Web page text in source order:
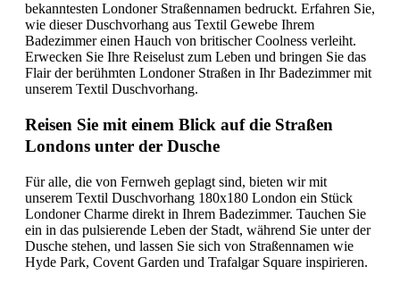
bekanntesten Londoner Straßennamen bedruckt. Erfahren Sie,
wie dieser Duschvorhang aus Textil Gewebe Ihrem
Badezimmer einen Hauch von britischer Coolness verleiht.
Erwecken Sie Ihre Reiselust zum Leben und bringen Sie das
Flair der berühmten Londoner Straßen in Ihr Badezimmer mit
unserem Textil Duschvorhang.
Reisen Sie mit einem Blick auf die Straßen
Londons unter der Dusche
Für alle, die von Fernweh geplagt sind, bieten wir mit
unserem Textil Duschvorhang 180x180 London ein Stück
Londoner Charme direkt in Ihrem Badezimmer. Tauchen Sie
ein in das pulsierende Leben der Stadt, während Sie unter der
Dusche stehen, und lassen Sie sich von Straßennamen wie
Hyde Park, Covent Garden und Trafalgar Square inspirieren.